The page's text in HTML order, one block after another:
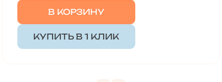
В КОРЗИНУ
КУПИТЬ В 1 КЛИК